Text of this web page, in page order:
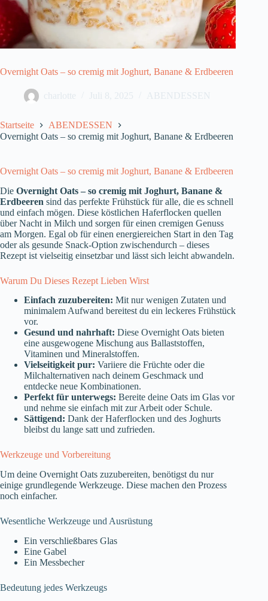
Overnight Oats – so cremig mit Joghurt, Banane & Erdbeeren
charlotte Juli 8, 2025 ABENDESSEN
Startseite
ABENDESSEN
Overnight Oats – so cremig mit Joghurt, Banane & Erdbeeren
Overnight Oats – so cremig mit Joghurt, Banane & Erdbeeren
Die Overnight Oats – so cremig mit Joghurt, Banane &
Erdbeeren sind das perfekte Frühstück für alle, die es schnell
und einfach mögen. Diese köstlichen Haferflocken quellen
über Nacht in Milch und sorgen für einen cremigen Genuss
am Morgen. Egal ob für einen energiereichen Start in den Tag
oder als gesunde Snack-Option zwischendurch – dieses
Rezept ist vielseitig einsetzbar und lässt sich leicht abwandeln.
Warum Du Dieses Rezept Lieben Wirst
Einfach zuzubereiten: Mit nur wenigen Zutaten und
minimalem Aufwand bereitest du ein leckeres Frühstück
vor.
Gesund und nahrhaft: Diese Overnight Oats bieten
eine ausgewogene Mischung aus Ballaststoffen,
Vitaminen und Mineralstoffen.
Vielseitigkeit pur: Variiere die Früchte oder die
Milchalternativen nach deinem Geschmack und
entdecke neue Kombinationen.
Perfekt für unterwegs: Bereite deine Oats im Glas vor
und nehme sie einfach mit zur Arbeit oder Schule.
Sättigend: Dank der Haferflocken und des Joghurts
bleibst du lange satt und zufrieden.
Werkzeuge und Vorbereitung
Um deine Overnight Oats zuzubereiten, benötigst du nur
einige grundlegende Werkzeuge. Diese machen den Prozess
noch einfacher.
Wesentliche Werkzeuge und Ausrüstung
Ein verschließbares Glas
Eine Gabel
Ein Messbecher
Bedeutung jedes Werkzeugs